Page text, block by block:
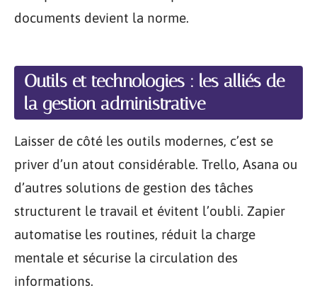
documents devient la norme.
Outils et technologies : les alliés de
la gestion administrative
Laisser de côté les outils modernes, c’est se
priver d’un atout considérable. Trello, Asana ou
d’autres solutions de gestion des tâches
structurent le travail et évitent l’oubli. Zapier
automatise les routines, réduit la charge
mentale et sécurise la circulation des
informations.